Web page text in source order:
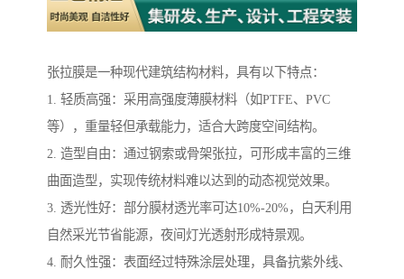
张拉膜是一种现代建筑结构材料，具有以下特点：
1. 轻质高强：采用高强度薄膜材料（如PTFE、PVC
等），重量轻但承载能力，适合大跨度空间结构。
2. 造型自由：通过钢索或骨架张拉，可形成丰富的三维
曲面造型，实现传统材料难以达到的动态视觉效果。
3. 透光性好：部分膜材透光率可达10%-20%，白天利用
自然采光节省能源，夜间灯光透射形成特景观。
4. 耐久性强：表面经过特殊涂层处理，具备抗紫外线、